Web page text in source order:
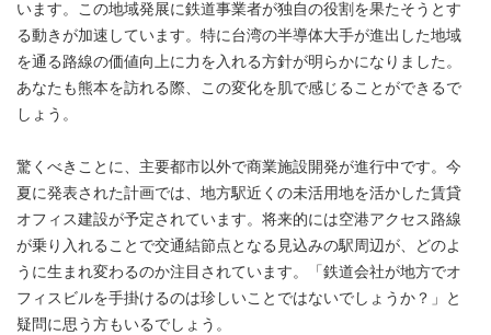
います。この地域発展に鉄道事業者が独自の役割を果たそうとす
る動きが加速しています。特に台湾の半導体大手が進出した地域
を通る路線の価値向上に力を入れる方針が明らかになりました。
あなたも熊本を訪れる際、この変化を肌で感じることができるで
しょう。
驚くべきことに、主要都市以外で商業施設開発が進行中です。今
夏に発表された計画では、地方駅近くの未活用地を活かした賃貸
オフィス建設が予定されています。将来的には空港アクセス路線
が乗り入れることで交通結節点となる見込みの駅周辺が、どのよ
うに生まれ変わるのか注目されています。「鉄道会社が地方でオ
フィスビルを手掛けるのは珍しいことではないでしょうか？」と
疑問に思う方もいるでしょう。